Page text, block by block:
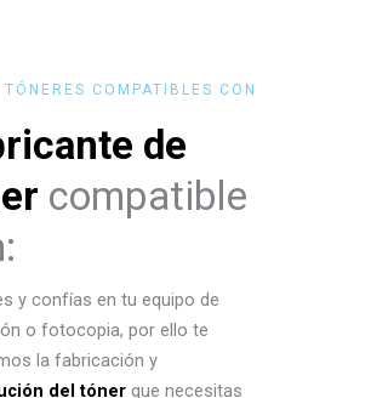
TÓNERES COMPATIBLES CON
de
compatible
y confías en tu equipo de
o fotocopia, por ello te
la fabricación y
del tóner que necesitas